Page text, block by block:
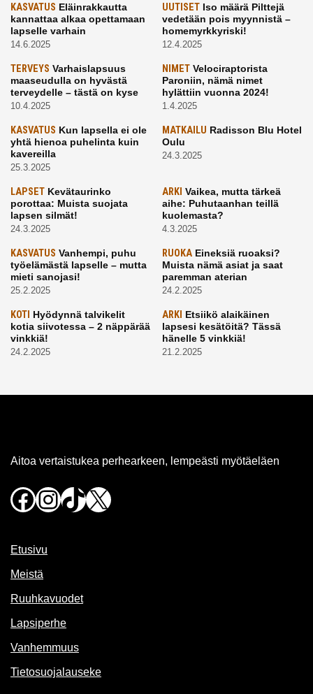
KASVATUS Eläinrakkautta
kannattaa alkaa opettamaan
lapselle varhain
14.6.2025
UUTISETIso määrä Pilttejä
vedetään pois myynnistä –
homemyrkkyriski!
12.4.2025
TERVEYS Varhaislapsuus
maaseudulla on hyvästä
terveydelle – tästä on kyse
10.4.2025
NIMETVelociraptorista
Paroniin, nämä nimet
hylättiin vuonna 2024!
1.4.2025
KASVATUS Kun lapsella ei ole
yhtä hienoa puhelinta kuin
kavereilla
25.3.2025
MATKAILU Radisson Blu Hotel
Oulu
24.3.2025
LAPSET Kevätaurinko
porottaa: Muista suojata
lapsen silmät!
24.3.2025
ARKI Vaikea, mutta tärkeä
aihe: Puhutaanhan teillä
kuolemasta?
4.3.2025
KASVATUS Vanhempi, puhu
työelämästä lapselle – mutta
mieti sanojasi!
25.2.2025
RUOKAEineksiä ruoaksi?
Muista nämä asiat ja saat
paremman aterian
24.2.2025
KOTI Hyödynnä talvikelit
kotia siivotessa – 2 näppärää
vinkkiä!
24.2.2025
ARKI Etsiikö alaikäinen
lapsesi kesätöitä? Tässä
hänelle 5 vinkkiä!
21.2.2025
Aitoa vertaistukea perhearkeen, lempeästi myötäeläen
Facebook
Instagram
TikTok
X
Etusivu
Meistä
Ruuhkavuodet
Lapsiperhe
Vanhemmuus
Tietosuojalauseke